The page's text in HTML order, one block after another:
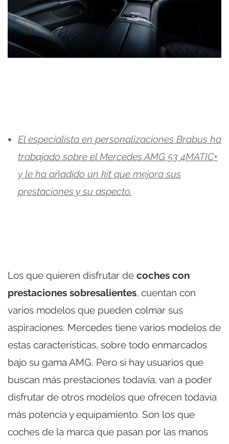
El especialista en personalizaciones Brabus ha
trabajado sobre el Mercedes AMG 53 4MATIC+
y le ha añadido un kit que mejora sus
prestaciones y su aspecto.
Los que quieren disfrutar de coches con
prestaciones sobresalientes, cuentan con
varios modelos que pueden colmar sus
aspiraciones. Mercedes tiene varios modelos de
estas características, sobre todo enmarcados
bajo su gama AMG. Pero si hay usuarios que
buscan más prestaciones todavía, van a poder
disfrutar de otros modelos que ofrecen todavía
más potencia y equipamiento. Son los que
coches de la marca que pasan por las manos